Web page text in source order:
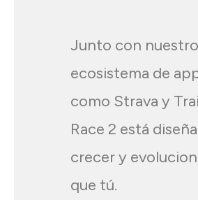
Junto con
ecosistema de
como Strava y
Race 2 está
crecer y
que tú.